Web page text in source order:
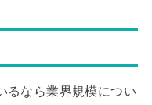
るなら業界規模につい